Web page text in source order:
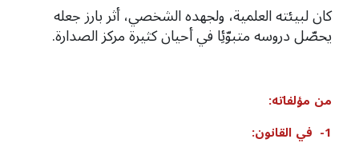
كان لبيئته العلمية، ولجهده الشخصي، أثر بارز جعله
يحصّل دروسه متبوّئِا في أحيان كثيرة مركز الصدارة.
من مؤلفاته:
1- في القانون: